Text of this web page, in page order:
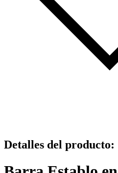
Detalles del producto: